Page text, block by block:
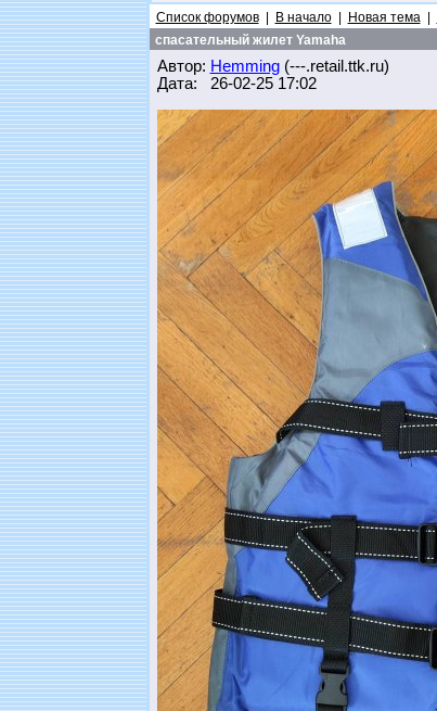
Список форумов| В начало| Новая тема|
спасательный жилет Yamaha
Автор: Hemming(---.retail.ttk.ru)
Дата: 26-02-25 17:02